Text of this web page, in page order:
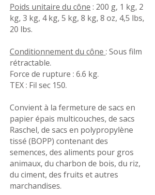
Poids unitaire du cône : 200 g, 1 kg, 2
kg, 3 kg, 4 kg, 5 kg, 8 kg, 8 oz, 4,5 lbs,
20 lbs.
Conditionnement du cône : Sous film
rétractable.
Force de rupture : 6.6 kg.
TEX : Fil sec 150.
Convient à la fermeture de sacs en
papier épais multicouches, de sacs
Raschel, de sacs en polypropylène
tissé (BOPP) contenant des
semences, des aliments pour gros
animaux, du charbon de bois, du riz,
du ciment, des fruits et autres
marchandises.